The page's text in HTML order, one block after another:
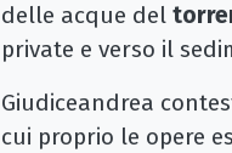
delle acque del
private e verso il
Giudiceandrea
cui proprio le opere